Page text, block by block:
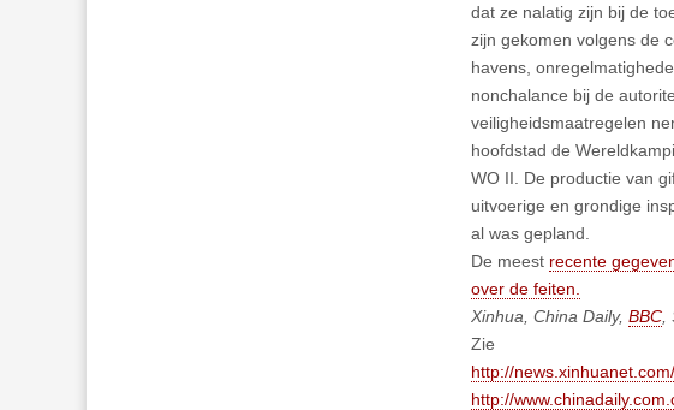
dat ze nalatig zijn bij de
zijn gekomen volgens de
havens,
nonchalance bij de
veiligheidsmaatregelen
hoofdstad de
WO II. De productie van
uitvoerige en grondige
al was gepland.
De meest recente
over de feiten.
Xinhua, China Daily, BBC
Zie
http://
http://